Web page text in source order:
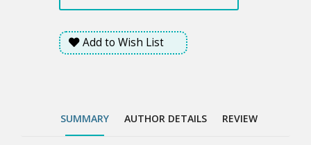
Add to Wish List
SUMMARY AUTHOR DETAILS REVIEW